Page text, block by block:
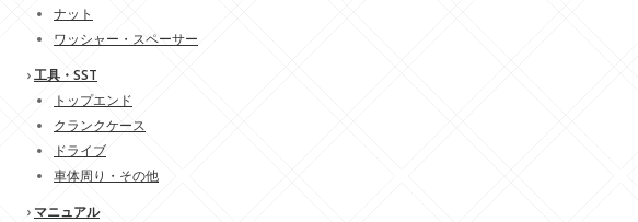
ナット
ワッシャー・スペーサー
›工具・SST
トップエンド
クランクケース
ドライブ
車体周り・その他
›マニュアル